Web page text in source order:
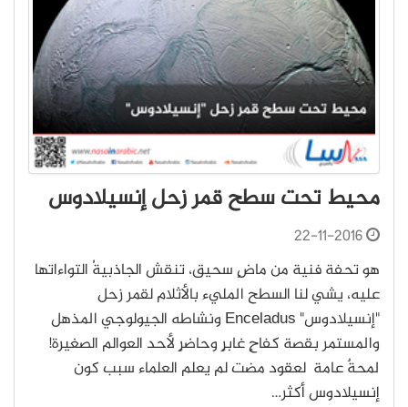
محيط تحت سطح قمر زحل إنسيلادوس
22-11-2016
هو تحفة فنية من ماضٍ سحيق، تنقش الجاذبيةُ التواءاتها
عليه، يشي لنا السطح المليء بالأثلام لقمر زحل
"إنسيلادوس" Enceladus ونشاطه الجيولوجي المذهل
والمستمر بقصة كفاحٍ غابرٍ وحاضرٍ لأحد العوالم الصغيرة!
لمحةٌ عامة لعقود مضت لم يعلم العلماء سبب كون
إنسيلادوس أكثر…